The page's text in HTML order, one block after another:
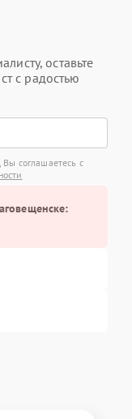
оставьте
с радостью
соглашаетесь с